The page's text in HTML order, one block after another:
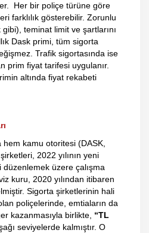
Her bir poliçe türüne göre
farklılık gösterebilir. Zorunlu
teminat limit ve şartlarını
Dask primi, tüm sigorta
Trafik sigortasında ise
prim fiyat tarifesi uygulanır.
altında fiyat rekabeti
hem kamu otoritesi (DASK,
2022 yılının yeni
üzere çalışma
kuru, 2020 yılından itibaren
Sigorta şirketlerinin hali
poliçelerinde, emtiaların da
kazanmasıyla birlikte, “TL
seviyelerde kalmıştır. O